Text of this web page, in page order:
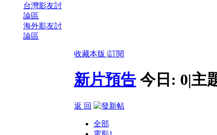
台灣影友討
論區
海外影友討
論區
收藏本版 |訂閱
新片預告 今日: 0|主
返 回
全部